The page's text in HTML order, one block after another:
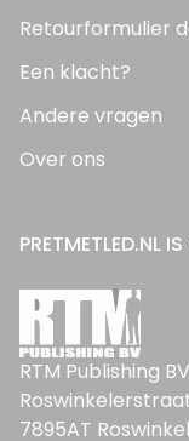
Retourformulier
Een klacht?
Andere vragen
Over ons
PRETMETLED.NL
RTM Publishing BV
7895AT Roswinkel